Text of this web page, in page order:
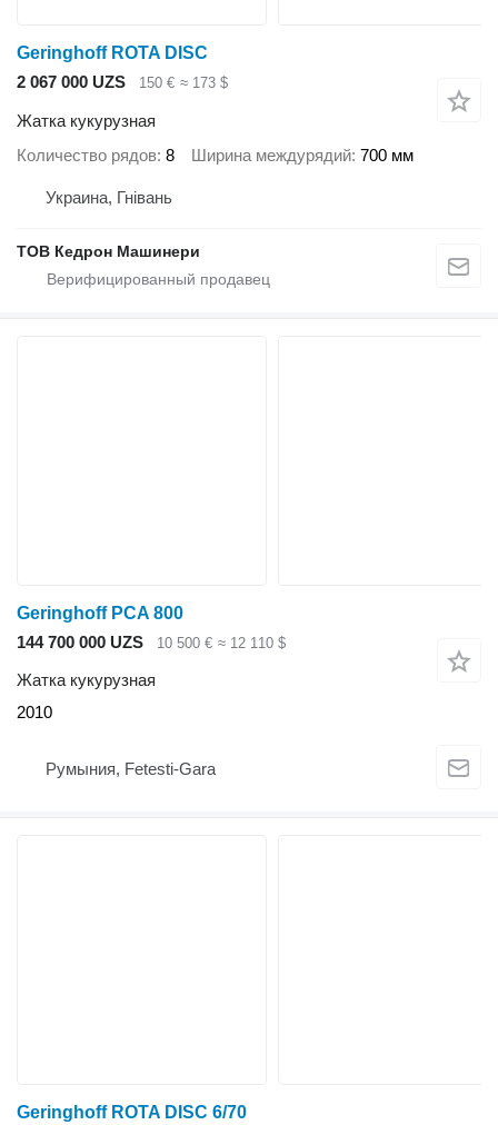
Geringhoff ROTA DISC
2 067 000 UZS
150 € ≈ 173 $
Жатка кукурузная
Количество рядов 8 Ширина междурядий 700 мм
Украина, Гнівань
ТОВ Кедрон Машинери
Geringhoff PCA 800
144 700 000 UZS
10 500 € ≈ 12 110 $
Жатка кукурузная
2010
Румыния, Fetesti-Gara
Geringhoff ROTA DISC 6/70